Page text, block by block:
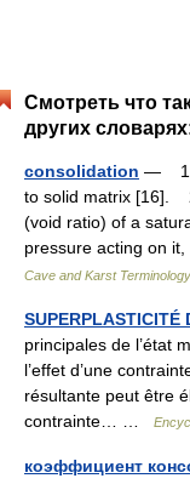
Смотреть что
других
consolidation — 1.
to solid matrix [16].
(void ratio) of a
pressure acting on
Cave and Karst Terminology
SUPERPLASTICITÉ
principales de l’état
l’effet d’une
résultante peut être
contrainte… …
коэффициент